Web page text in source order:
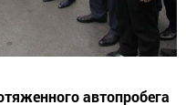
автопробега